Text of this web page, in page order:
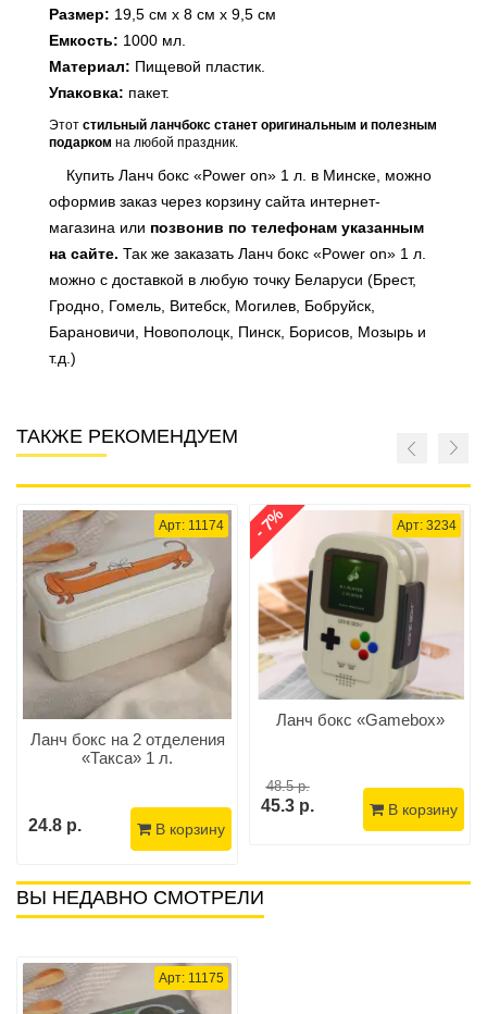
Размер: 19,5 см х 8 см х 9,5 см
Емкость: 1000 мл.
Материал: Пищевой пластик.
Упаковка: пакет.
Этот стильный ланчбокс станет оригинальным и полезным
подарком на любой праздник.
Купить Ланч бокс «Power on» 1 л. в Минске, можно
оформив заказ через корзину сайта интернет-
магазина или позвонив по телефонам указанным
на сайте. Так же заказать Ланч бокс «Power on» 1 л.
можно с доставкой в любую точку Беларуси (Брест,
Гродно, Гомель, Витебск, Могилев, Бобруйск,
Барановичи, Новополоцк, Пинск, Борисов, Мозырь и
т.д.)
ТАКЖЕ РЕКОМЕНДУЕМ
Арт: 11174
Ланч бокс на 2 отделения
«Такса» 1 л.
24.8 р. В корзину
Арт: 3234
Ланч бокс «Gamebox»
48.5 р.
45.3 р.
- 7%
В корзину
ВЫ НЕДАВНО СМОТРЕЛИ
Арт: 11175